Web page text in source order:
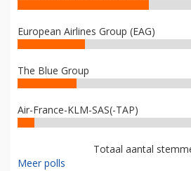
European Airlines Group (EAG)
The Blue Group
Air-France-KLM-SAS(-TAP)
Totaal aantal
Meer polls